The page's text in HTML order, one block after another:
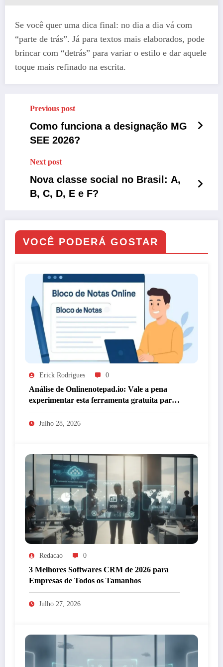
Se você quer uma dica final: no dia a dia vá com
“parte de trás”. Já para textos mais elaborados, pode
brincar com “detrás” para variar o estilo e dar aquele
toque mais refinado na escrita.
Previous post
Como funciona a designação MG
SEE 2026?
Next post
Nova classe social no Brasil: A,
B, C, D, E e F?
VOCÊ PODERÁ GOSTAR
Erick Rodrigues 0
Análise de Onlinenotepad.io: Vale a pena
experimentar esta ferramenta gratuita para
anotações?
Julho 28, 2026
Redacao 0
3 Melhores Softwares CRM de 2026 para
Empresas de Todos os Tamanhos
Julho 27, 2026